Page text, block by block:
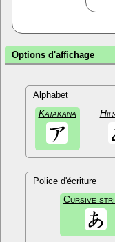
Options d'affichage
Alphabet
Katakana
Police d'écriture
Cursive